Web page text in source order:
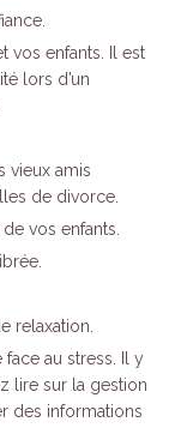
vos enfants. Il est
lors d’un
vieux amis
de divorce.
vos enfants.
relaxation.
au stress. Il y
lire sur la gestion
des informations